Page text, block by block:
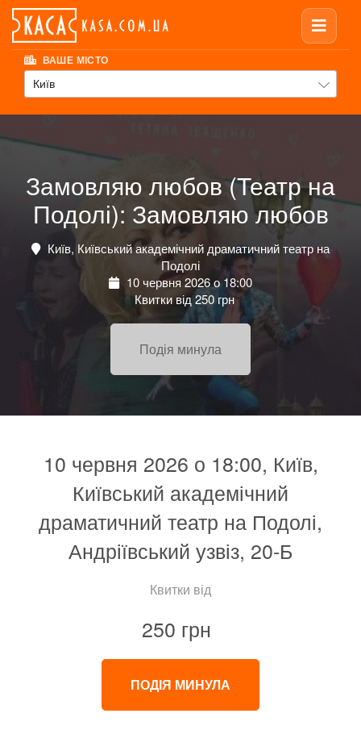
ВАШЕ МІСТО
Київ
Замовляю любов (Театр на
Подолі): Замовляю любов
Київ, Київський академічний драматичний театр на
Подолі
10 червня 2026 о 18:00
Квитки від 250 грн
Подія минула
10 червня 2026 о 18:00, Київ,
Київський академічний
драматичний театр на Подолі,
Андріївський узвіз, 20-Б
Квитки від
250 грн
ПОДІЯ МИНУЛА